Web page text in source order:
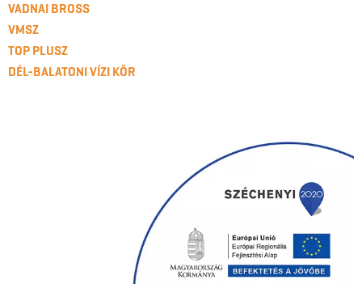
VADNAI BROSS
VMSZ
TOP PLUSZ
DÉL-BALATONI VÍZI KÖR